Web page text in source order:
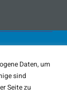
Daten, um
sind
Seite zu
von